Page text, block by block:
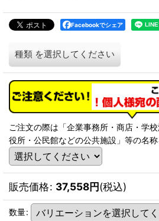
Facebookでシェア
種類 を選択してください
ご注文の際は「企業事務所・商店・学
役所・公民館などの公共施設」等の名
販売価格: 37,558円(税込)
数量: